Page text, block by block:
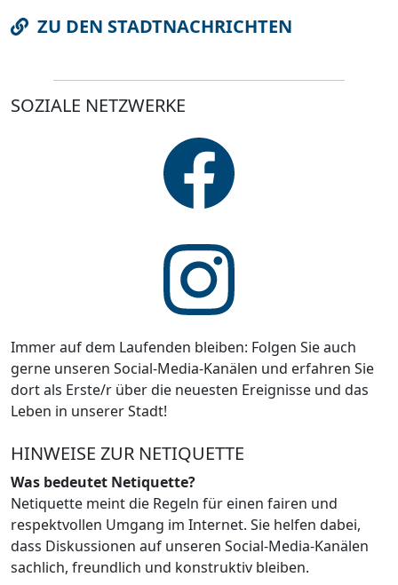
ZU DEN STADTNACHRICHTEN
SOZIALE NETZWERKE
Immer auf dem Laufenden bleiben: Folgen Sie auch
gerne unseren Social-Media-Kanälen und erfahren Sie
dort als Erste/r über die neuesten Ereignisse und das
Leben in unserer Stadt!
HINWEISE ZUR NETIQUETTE
Was bedeutet Netiquette?
Netiquette meint die Regeln für einen fairen und
respektvollen Umgang im Internet. Sie helfen dabei,
dass Diskussionen auf unseren Social-Media-Kanälen
sachlich, freundlich und konstruktiv bleiben.